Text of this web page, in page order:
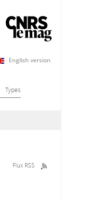
English version
Types
Flux RSS